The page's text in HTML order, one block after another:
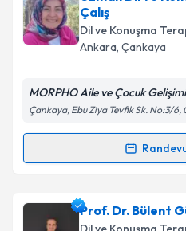
randevu takvimi talebi
randevu almanız için bir
posta ile bilgilendireceğiz.
Kişisel verilerimin
Çalış
Dil ve Konuşma
Ankara, Çankaya
MORPHO Aile ve Çocuk
Çankaya, Ebu Ziya Tevfik Sk. No:3/
Randevu Takvimi
Uzman Dil ve Konuşma
için randevu takvimi talebi
Prof. Dr. Bülent